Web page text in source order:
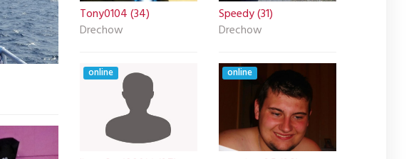
Tony0104 (34)
Drechow
Speedy (31)
Drechow
online online